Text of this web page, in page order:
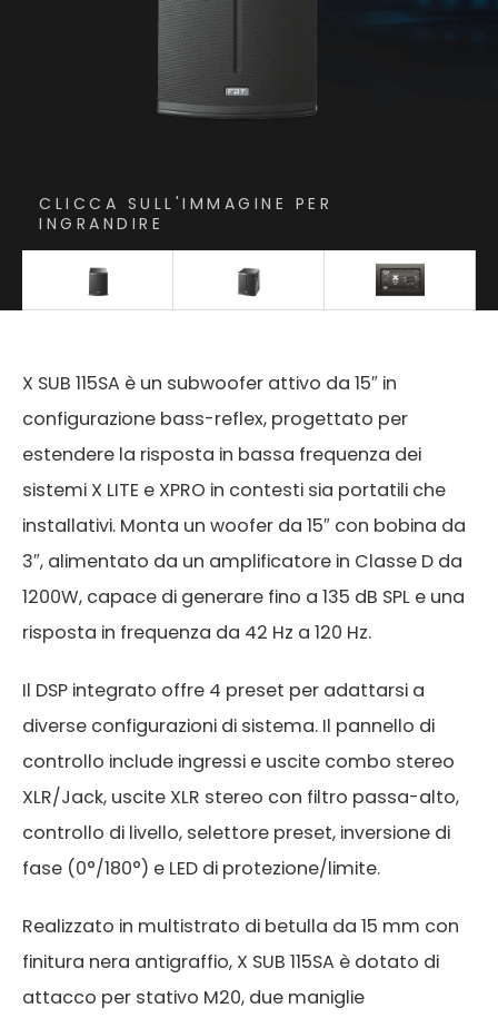
CLICCA SULL'IMMAGINE PER
INGRANDIRE
X SUB 115SA è un subwoofer attivo da 15″ in
configurazione bass-reflex, progettato per
estendere la risposta in bassa frequenza dei
sistemi X LITE e XPRO in contesti sia portatili che
installativi. Monta un woofer da 15″ con bobina da
3″, alimentato da un amplificatore in Classe D da
1200W, capace di generare fino a 135 dB SPL e una
risposta in frequenza da 42 Hz a 120 Hz.
Il DSP integrato offre 4 preset per adattarsi a
diverse configurazioni di sistema. Il pannello di
controllo include ingressi e uscite combo stereo
XLR/Jack, uscite XLR stereo con filtro passa-alto,
controllo di livello, selettore preset, inversione di
fase (0°/180°) e LED di protezione/limite.
Realizzato in multistrato di betulla da 15 mm con
finitura nera antigraffio, X SUB 115SA è dotato di
attacco per stativo M20, due maniglie
FMS 220BK
Speaker Stand